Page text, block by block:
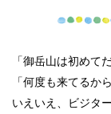
「御岳山は初めて
「何度も来てるか
いえいえ、ビジタ